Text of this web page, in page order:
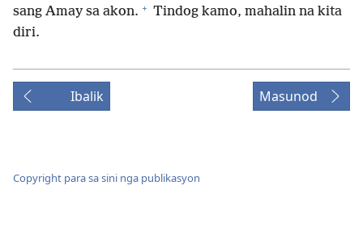
sang Amay sa akon. + Tindog kamo, mahalin na kita
diri.
Ibalik Masunod
Copyright para sa sini nga publikasyon